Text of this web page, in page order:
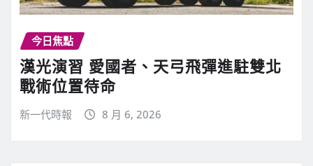
今日焦點
漢光演習 愛國者、天弓飛彈進駐雙北
戰術位置待命
新一代時報 8 月 6, 2026